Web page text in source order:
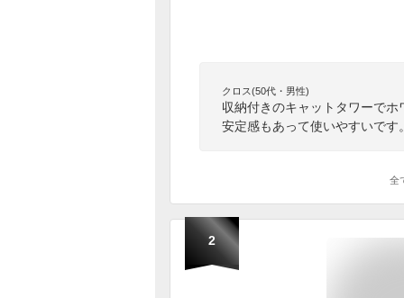
クロス(50代・男性)
収納付きのキャットタワーで
安定感もあって使いやすいです
全
2